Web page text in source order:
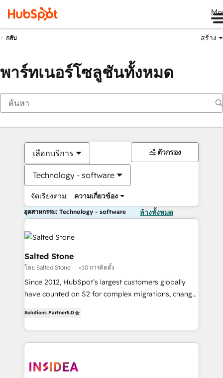
กลับ สร้าง
พาร์ทเนอร์โซลูชันทั้งหมด
เลือกบริการ
Technology - software
จัดเรียงตาม: ความเกี่ยวข้อง
ตัวกรอง
อุตสาหกรรม: Technology - software ล้างทั้งหมด
Salted Stone
โดย Salted Stone <10 การติดตั้ง
Since 2012, HubSpot’s largest customers globally
have counted on S2 for complex migrations, change
solutions that deliver measurable impact and
transform brand experiences As one of the few full-
service creative agencies in the HubSpot
winning design to build scalable, globally
Solutions Partner5.0